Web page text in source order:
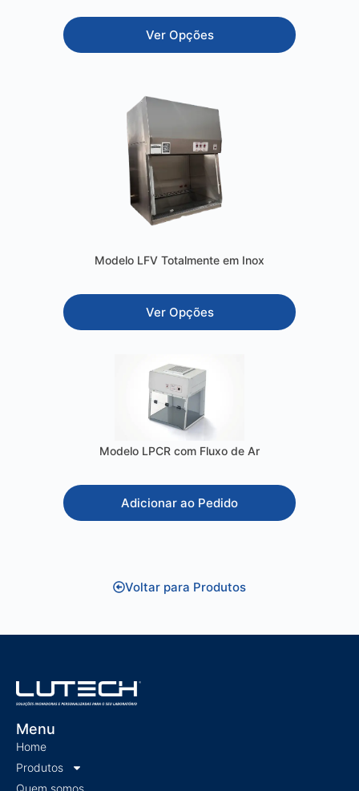
Ver Opções
Modelo LFV Totalmente em Inox
Ver Opções
Modelo LPCR com Fluxo de Ar
Adicionar ao Pedido
Voltar para Produtos
Menu
Home
Produtos